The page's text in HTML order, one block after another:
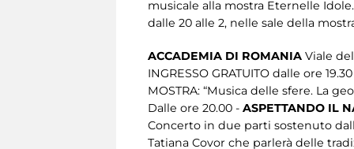
musicale alla mostra Eternelle
dalle 20 alle 2, nelle sale della
ACCADEMIA DI ROMANIA Viale
INGRESSO GRATUITO dalle ore
MOSTRA: “Musica delle sfere. La
Dalle ore 20.00 - ASPETTANDO IL
Concerto in due parti sostenuto
Tatiana Covor che parlerà delle